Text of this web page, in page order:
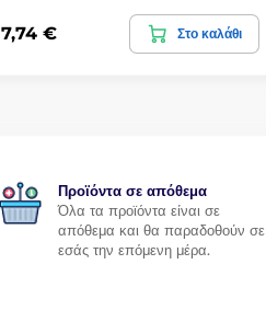
7,74 € Στο καλάθι
Προϊόντα σε απόθεμα
Όλα τα προϊόντα είναι σε
απόθεμα και θα παραδοθούν σε
εσάς την επόμενη μέρα.